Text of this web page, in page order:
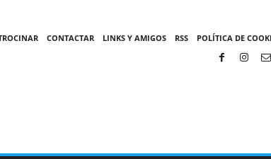
CONTACTAR LINKS Y AMIGOS RSS POLÍTICA DE